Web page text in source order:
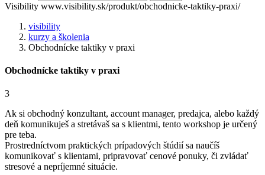
Visibility www.visibility.sk/produkt/obchodnicke-taktiky-praxi/
visibility
kurzy a školenia
Obchodnícke taktiky v praxi
Obchodnícke taktiky v praxi
3
Ak si obchodný konzultant, account manager, predajca, alebo každý
deň komunikuješ a stretávaš sa s klientmi, tento workshop je určený
pre teba.
Prostredníctvom praktických prípadových štúdií sa naučíš
komunikovať s klientami, pripravovať cenové ponuky, či zvládať
stresové a nepríjemné situácie.